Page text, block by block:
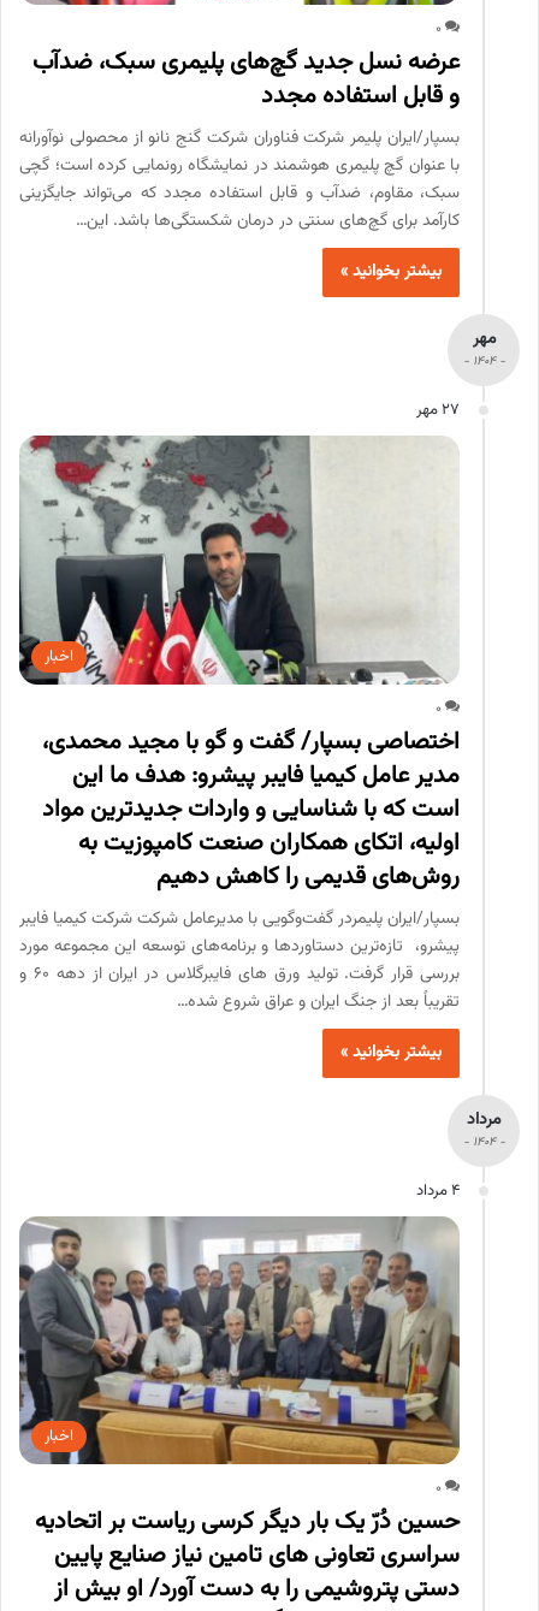
0
عرضه نسل جدید گچ‌های پلیمری سبک، ضدآب
و قابل استفاده مجدد
بسپار/ایران پلیمر شرکت فناوران شرکت گنج نانو از محصولی نوآورانه
با عنوان گچ پلیمری هوشمند در نمایشگاه رونمایی کرده است؛ گچی
سبک، مقاوم، ضدآب و قابل استفاده مجدد که می‌تواند جایگزینی
کارآمد برای گچ‌های سنتی در درمان شکستگی‌ها باشد. این…
بیشتر بخوانید »
مهر
- 1404 -
27 مهر
اخبار
0
اختصاصی بسپار/ گفت و گو با مجید محمدی،
مدیر عامل کیمیا فایبر پیشرو: هدف ما این
است که با شناسایی و واردات جدیدترین مواد
اولیه، اتکای همکاران صنعت کامپوزیت به
روش‌های قدیمی را کاهش دهیم
بسپار/ایران پلیمردر گفت‌وگویی با مدیرعامل شرکت شرکت کیمیا فایبر
پیشرو، تازه‌ترین دستاوردها و برنامه‌های توسعه این مجموعه مورد
بررسی قرار گرفت. تولید ورق های فایبرگلاس در ایران از دهه ۶۰ و
تقریباً بعد از جنگ ایران و عراق شروع شده…
بیشتر بخوانید »
مرداد
- 1404 -
4 مرداد
اخبار
0
حسین دُرّ یک بار دیگر کرسی ریاست بر اتحادیه
سراسری تعاونی های تامین نیاز صنایع پایین
دستی پتروشیمی را به دست آورد/ او بیش از